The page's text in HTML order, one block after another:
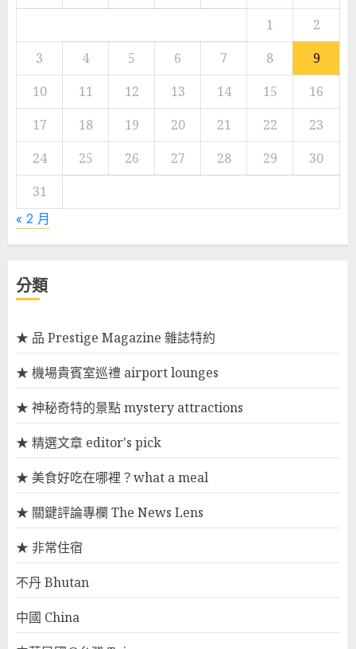
1
2
3
4 5 6 7 8
9
10
11 12 13 14 15
16
17
18 19 20 21 22
23
24
25 26 27 28 29
30
31
« 2 月
分類
★ 品 Prestige Magazine 雜誌特約
★ 機場貴賓室巡禮 airport lounges
★ 神秘奇特的景點 mystery attractions
★ 精選文章 editor's pick
★ 美食好吃在哪裡？what a meal
★ 關鍵評論專欄 The News Lens
★ 非常住宿
不丹 Bhutan
中國 China